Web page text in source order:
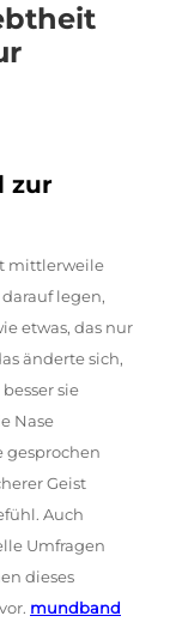
zur
mittlerweile
legen,
etwas, das nur
änderte sich,
sie
Nase
gesprochen
Geist
Auch
Umfragen
dieses
mundband